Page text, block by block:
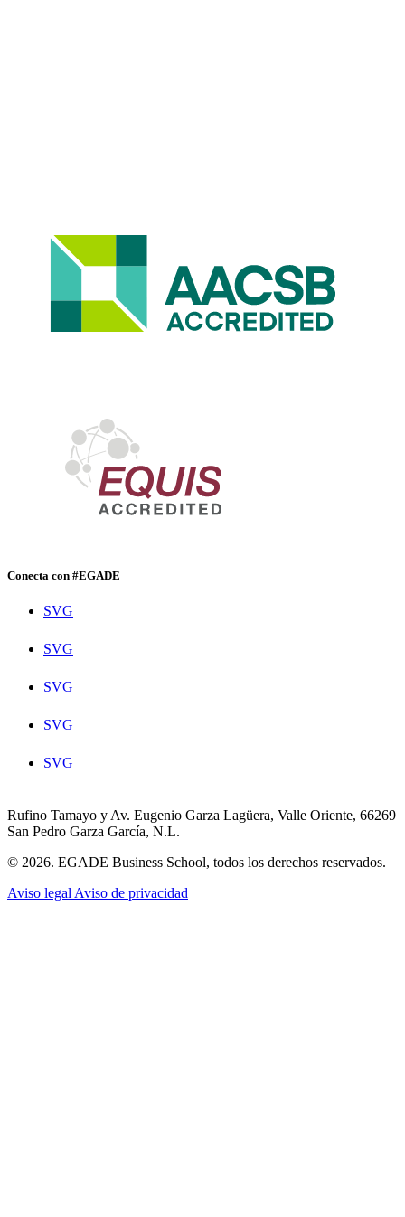
Conecta con #EGADE
SVG
SVG
SVG
SVG
SVG
Rufino Tamayo y Av. Eugenio Garza Lagüera, Valle Oriente, 66269
San Pedro Garza García, N.L.
© 2026. EGADE Business School, todos los derechos reservados.
Aviso legal Aviso de privacidad